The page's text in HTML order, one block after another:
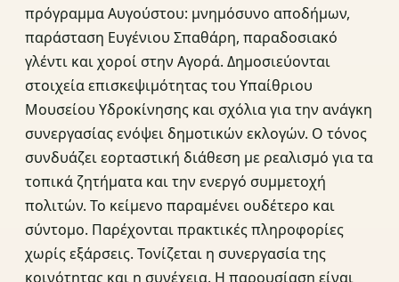
πρόγραμμα Αυγούστου: μνημόσυνο αποδήμων,
παράσταση Ευγένιου Σπαθάρη, παραδοσιακό
γλέντι και χοροί στην Αγορά. Δημοσιεύονται
στοιχεία επισκεψιμότητας του Υπαίθριου
Μουσείου Υδροκίνησης και σχόλια για την ανάγκη
συνεργασίας ενόψει δημοτικών εκλογών. Ο τόνος
συνδυάζει εορταστική διάθεση με ρεαλισμό για τα
τοπικά ζητήματα και την ενεργό συμμετοχή
πολιτών. Το κείμενο παραμένει ουδέτερο και
σύντομο. Παρέχονται πρακτικές πληροφορίες
χωρίς εξάρσεις. Τονίζεται η συνεργασία της
κοινότητας και η συνέχεια. Η παρουσίαση είναι